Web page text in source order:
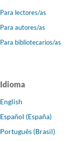
Para lectores/as
Para autores/as
Para bibliotecarios/as
Idioma
English
Español (España)
Português (Brasil)